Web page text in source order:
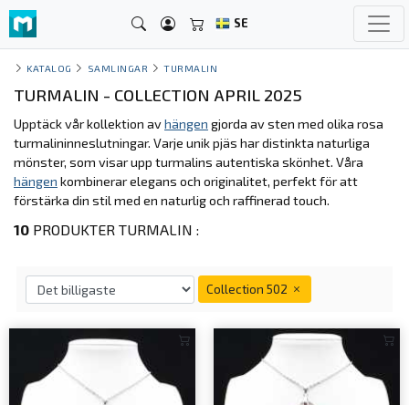
SE
KATALOG SAMLINGAR TURMALIN
TURMALIN - COLLECTION APRIL 2025
Upptäck vår kollektion avhängen gjorda av sten med olika rosa
turmalininneslutningar. Varje unik pjäs har distinkta naturliga
mönster, som visar upp turmalins autentiska skönhet. Våra
hängen kombinerar elegans och originalitet, perfekt för att
förstärka din stil med en naturlig och raffinerad touch.
10 PRODUKTER TURMALIN :
Collection 502